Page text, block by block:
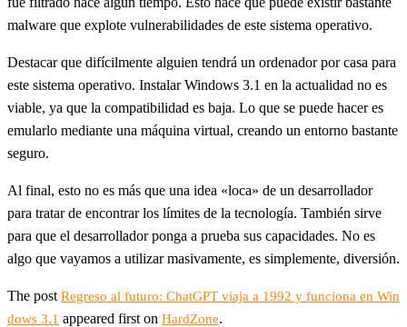
malware que explote vulnerabilidades de este sistema operativo.
Destacar que difícilmente alguien tendrá un ordenador por casa para
este sistema operativo. Instalar Windows 3.1 en la actualidad no es
viable, ya que la compatibilidad es baja. Lo que se puede hacer es
emularlo mediante una máquina virtual, creando un entorno bastante
seguro.
Al final, esto no es más que una idea «loca» de un desarrollador
para tratar de encontrar los límites de la tecnología. También sirve
para que el desarrollador ponga a prueba sus capacidades. No es
algo que vayamos a utilizar masivamente, es simplemente, diversión.
The post Regreso al futuro: ChatGPT viaja a 1992 y funciona en Win
dows 3.1 appeared first on HardZone.